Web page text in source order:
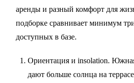
аренды и разный комфорт для
подборке сравнивает минимум
доступных в базе.
Ориентация и insolation.
дают больше солнца на